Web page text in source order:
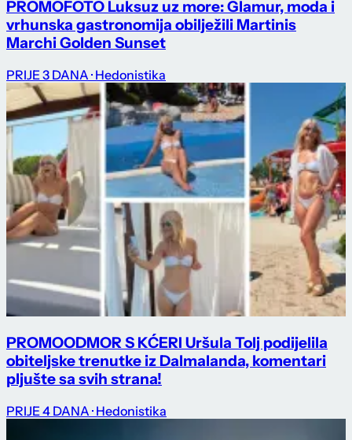
PROMOFOTO Luksuz uz more: Glamur, moda i
vrhunska gastronomija obilježili Martinis
Marchi Golden Sunset
PRIJE 3 DANA · Hedonistika
PROMOODMOR S KĆERI Uršula Tolj podijelila
obiteljske trenutke iz Dalmalanda, komentari
pljušte sa svih strana!
PRIJE 4 DANA · Hedonistika